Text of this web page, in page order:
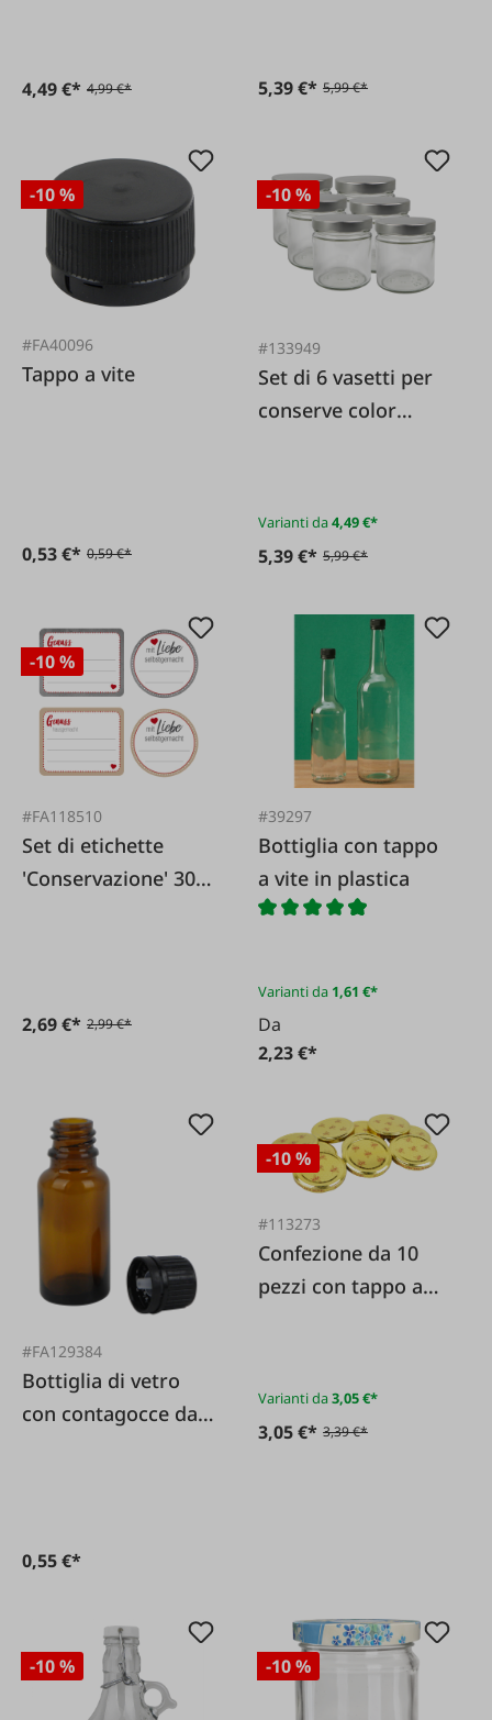
4,49 €* 4,99 €* 5,39 €* 5,99 €*
-10 %
#FA40096
Tappo a vite
0,53 €* 0,59 €*
-10 %
#133949
Set di 6 vasetti per
conserve color
Varianti da4,49 €*
5,39 €* 5,99 €*
-10 %
#FA118510
Set di etichette
'Conservazione' 30
2,69 €* 2,99 €*
#39297
Bottiglia con tappo
a vite in plastica
Varianti da 1,61 €*
Da
2,23 €*
#FA129384
Bottiglia di vetro
con contagocce da
0,55 €*
-10 %
#113273
Confezione da 10
pezzi con tappo a
Varianti da3,05 €*
3,05 €* 3,39 €*
-10 % -10 %